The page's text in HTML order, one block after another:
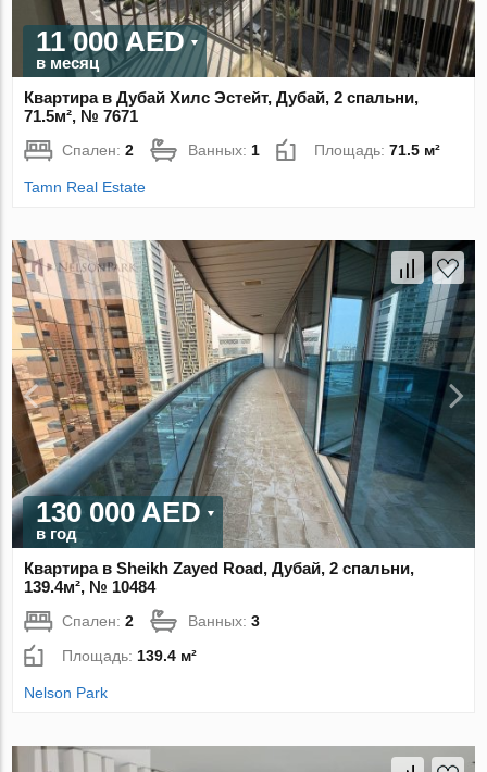
11 000 AED
в месяц
Квартира в Дубай Хилс Эстейт, Дубай, 2 спальни,
71.5м², № 7671
Спален:2 Ванных: 1 Площадь:71.5 м²
Tamn Real Estate
130 000 AED
в год
Квартира в Sheikh Zayed Road, Дубай, 2 спальни,
139.4м², № 10484
Спален:2 Ванных:3
Площадь:139.4 м²
Nelson Park